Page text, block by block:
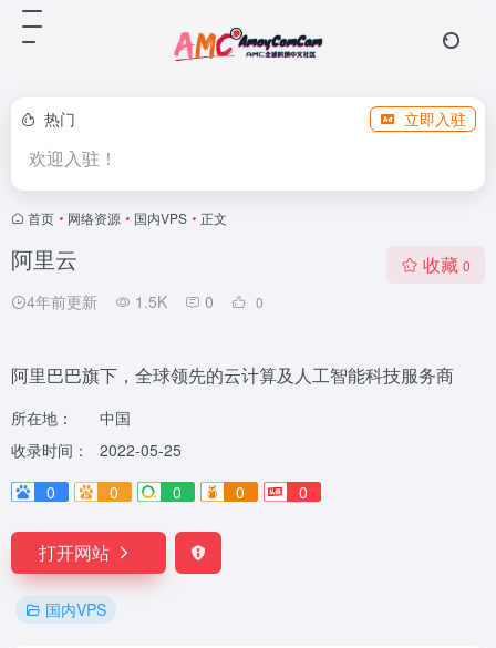
热门 立即入驻
欢迎入驻！
首页 • 网络资源 • 国内VPS • 正文
阿里云
4年前更新 1.5K 0 0
收藏 0
阿里巴巴旗下，全球领先的云计算及人工智能科技服务商
所在地：
中国
收录时间：
2022-05-25
0
0 0 0 0
打开网站
国内VPS